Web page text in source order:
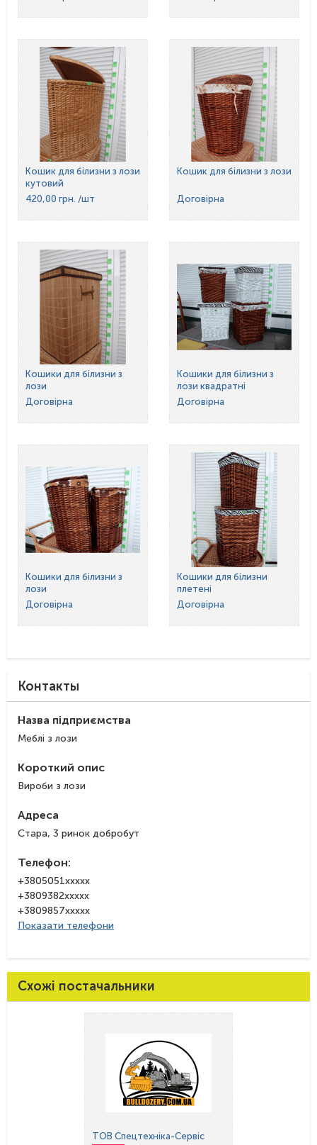
Кошик для білизни з лози
кутовий
420,00 грн. /шт
Кошик для білизни з лози
Договірна
Кошики для білизни з
лози
Договірна
Кошики для білизни з
лози квадратні
Договірна
Кошики для білизни з
лози
Договірна
Кошики для білизни
плетені
Договірна
Контакты
Назва підприємства
Меблі з лози
Короткий опис
Вироби з лози
Адреса
Стара, 3 ринок добробут
Телефон:
+3805051xxxxx
+3809382xxxxx
+3809857xxxxx
Показати телефони
Схожі постачальники
ТОВ Спецтехніка-Сервіс